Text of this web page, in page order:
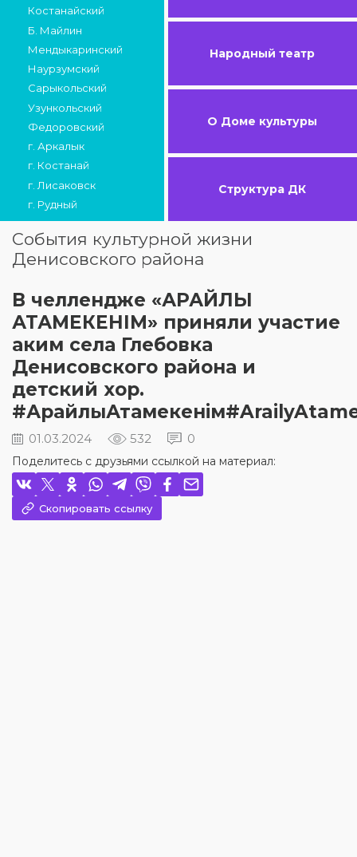
Костанайский
Б. Майлин
Мендыкаринский
Наурзумский
Сарыкольский
Узункольский
Федоровский
г. Аркалык
г. Костанай
г. Лисаковск
г. Рудный
Народный театр
О Доме культуры
Структура ДК
События культурной жизни
Денисовского района
В челлендже «АРАЙЛЫ
АТАМЕКЕНІМ» приняли участие
аким села Глебовка
Денисовского района и
детский хор.
01.03.2024 532 0
Поделитесь с друзьями ссылкой на материал:
Скопировать ссылку